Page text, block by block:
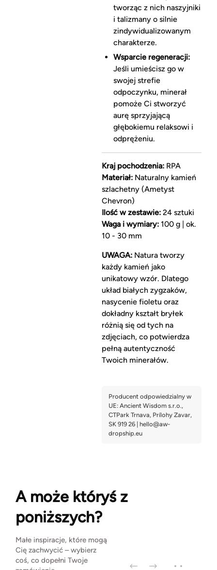
tworząc z nich naszyjniki
i talizmany o silnie
zindywidualizowanym
charakterze.
Wsparcie regeneracji:
Jeśli umieścisz go w
swojej strefie
odpoczynku, minerał
pomoże Ci stworzyć
aurę sprzyjającą
głębokiemu relaksowi i
odprężeniu.
Kraj pochodzenia:RPA
Materiał:Naturalny kamień
szlachetny (Ametyst
Chevron)
Ilość w zestawie:24 sztuki
Waga i wymiary:100 g | ok.
10 - 30 mm
UWAGA:Natura tworzy
każdy kamień jako
unikatowy wzór. Dlatego
układ białych zygzaków,
nasycenie fioletu oraz
dokładny kształt bryłek
różnią się od tych na
zdjęciach, co potwierdza
pełną autentyczność
Twoich minerałów.
A może któryś z
poniższych?
Małe inspiracje, które mogą
Cię zachwycić – wybierz
coś, co dopełni Twoje